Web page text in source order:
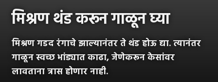
मिश्रण थंड करून गाळून घ्या
मिश्रण गडद रंगाचे झाल्यानंतर ते थंड होऊ द्या. त्यानंतर
गाळून स्वच्छ भांड्यात काढा, जेणेकरून केसांवर
लावताना त्रास होणार नाही.